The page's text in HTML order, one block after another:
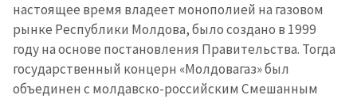
настоящее время владеет монополией на газовом
рынке Республики Молдова, было создано в 1999
году на основе постановления Правительства. Тогда
государственный концерн «Молдовагаз» был
объединен с молдавско-российским Смешанным